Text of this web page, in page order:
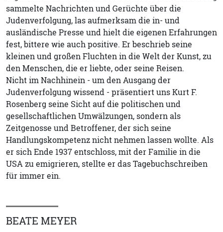
sammelte Nachrichten und Gerüchte über die
Judenverfolgung, las aufmerksam die in- und
ausländische Presse und hielt die eigenen Erfahrungen
fest, bittere wie auch positive. Er beschrieb seine
kleinen und großen Fluchten in die Welt der Kunst, zu
den Menschen, die er liebte, oder seine Reisen.
Nicht im Nachhinein - um den Ausgang der
Judenverfolgung wissend - präsentiert uns Kurt F.
Rosenberg seine Sicht auf die politischen und
gesellschaftlichen Umwälzungen, sondern als
Zeitgenosse und Betroffener, der sich seine
Handlungskompetenz nicht nehmen lassen wollte. Als
er sich Ende 1937 entschloss, mit der Familie in die
USA zu emigrieren, stellte er das Tagebuchschreiben
für immer ein.
BEATE MEYER